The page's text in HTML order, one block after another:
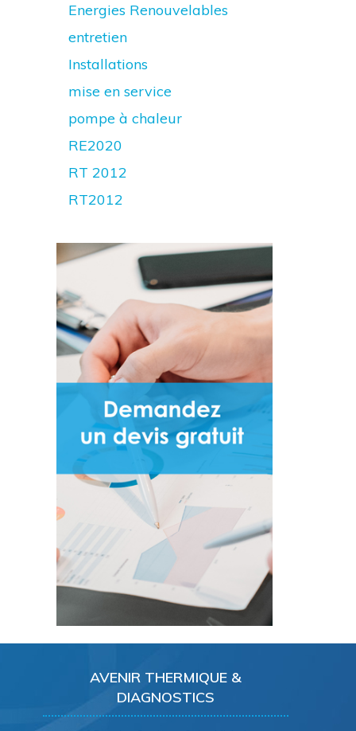
Energies Renouvelables
entretien
Installations
mise en service
pompe à chaleur
RE2020
RT 2012
RT2012
AVENIR THERMIQUE &
DIAGNOSTICS